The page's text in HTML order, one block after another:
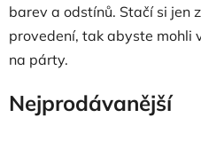
barev a odstínů. Stačí si jen
provedení, tak abyste mohli
na párty.
Nejprodávanější